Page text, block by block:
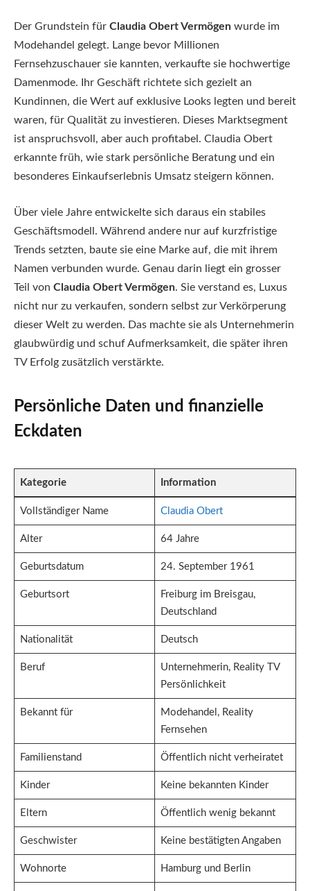
Der Grundstein für Claudia Obert Vermögen wurde im
Modehandel gelegt. Lange bevor Millionen
Fernsehzuschauer sie kannten, verkaufte sie hochwertige
Damenmode. Ihr Geschäft richtete sich gezielt an
Kundinnen, die Wert auf exklusive Looks legten und bereit
waren, für Qualität zu investieren. Dieses Marktsegment
ist anspruchsvoll, aber auch profitabel. Claudia Obert
erkannte früh, wie stark persönliche Beratung und ein
besonderes Einkaufserlebnis Umsatz steigern können.
Über viele Jahre entwickelte sich daraus ein stabiles
Geschäftsmodell. Während andere nur auf kurzfristige
Trends setzten, baute sie eine Marke auf, die mit ihrem
Namen verbunden wurde. Genau darin liegt ein grosser
Teil von Claudia Obert Vermögen. Sie verstand es, Luxus
nicht nur zu verkaufen, sondern selbst zur Verkörperung
dieser Welt zu werden. Das machte sie als Unternehmerin
glaubwürdig und schuf Aufmerksamkeit, die später ihren
TV Erfolg zusätzlich verstärkte.
Persönliche Daten und finanzielle
Eckdaten
Kategorie Information
Vollständiger Name Claudia Obert
Alter 64 Jahre
Geburtsdatum 24. September 1961
Geburtsort
Freiburg im Breisgau,
Deutschland
Nationalität Deutsch
Beruf
Unternehmerin, Reality TV
Persönlichkeit
Bekannt für
Modehandel, Reality
Fernsehen
Familienstand Öffentlich nicht verheiratet
Kinder Keine bekannten Kinder
Eltern Öffentlich wenig bekannt
Geschwister Keine bestätigten Angaben
Wohnorte Hamburg und Berlin